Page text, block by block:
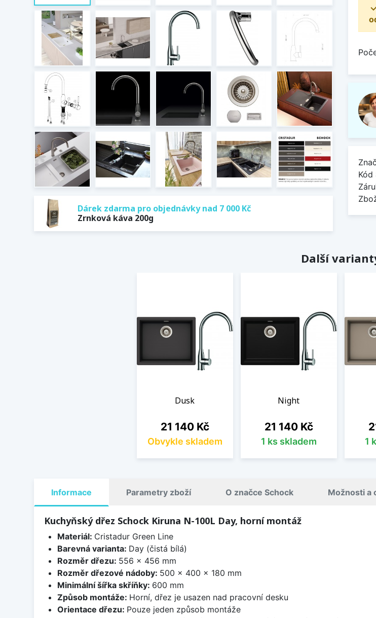
Dárek zdarma pro objednávky nad 7 000 Kč
Zrnková káva 200g
Kód
Další
Dusk
Cena
21 140 Kč
Obvykle skladem
Night
Cena
21 140 Kč
1 ks skladem 1
Informace Parametry zboží O značce Schock Možnosti a
Kuchyňský dřez Schock Kiruna N-100L Day, horní montáž
Materiál: Cristadur Green Line
Barevná varianta: Day (čistá bílá)
Rozměr dřezu: 556 x 456 mm
Rozměr dřezové nádoby: 500 x 400 x 180 mm
Minimální šířka skříňky: 600 mm
Způsob montáže: Horní, dřez je usazen nad pracovní desku
Orientace dřezu: Pouze jeden způsob montáže